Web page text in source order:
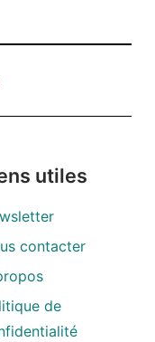
utiles
contacter
de